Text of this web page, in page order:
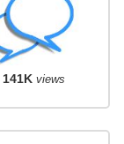
141K views